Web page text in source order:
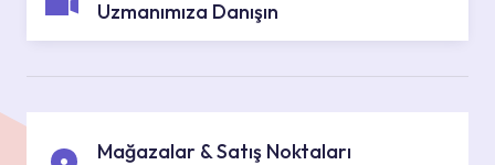
Uzmanımıza Danışın
Mağazalar & Satış Noktaları